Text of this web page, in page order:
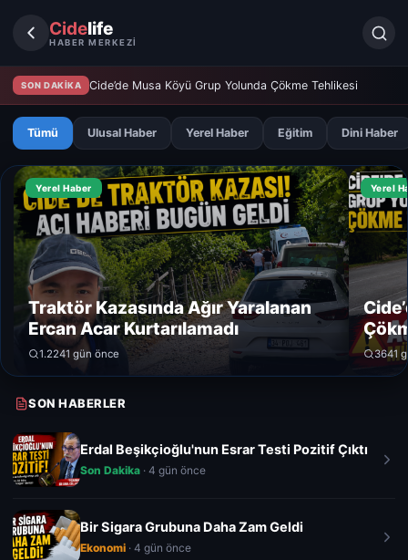
Cidelife
HABER MERKEZİ
SON DAKİKA Cide’de Musa Köyü Grup Yolunda Çökme Tehlikesi
Tümü Ulusal Haber Yerel Haber Eğitim Dini Haber
Yerel Haber
Traktör Kazasında Ağır Yaralanan
Ercan Acar Kurtarılamadı
1.2241 gün önce
Yerel
3641
SON HABERLER
Erdal Beşikçioğlu'nun Esrar Testi Pozitif Çıktı
Son Dakika · 4 gün önce
Bir Sigara Grubuna Daha Zam Geldi
Ekonomi · 4 gün önce